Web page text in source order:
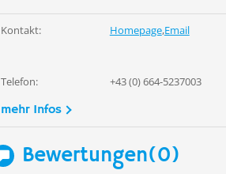
Kontakt: Homepage,Email
Telefon:
+43 (0) 664-5237003
mehr Infos
Bewertungen(0)